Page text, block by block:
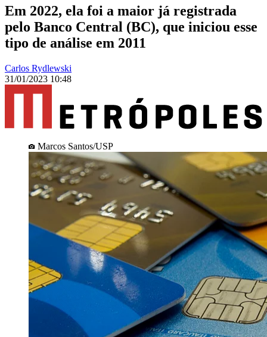
Em 2022, ela foi a maior já registrada
pelo Banco Central (BC), que iniciou esse
tipo de análise em 2011
Carlos Rydlewski
31/01/2023 10:48
Marcos Santos/USP